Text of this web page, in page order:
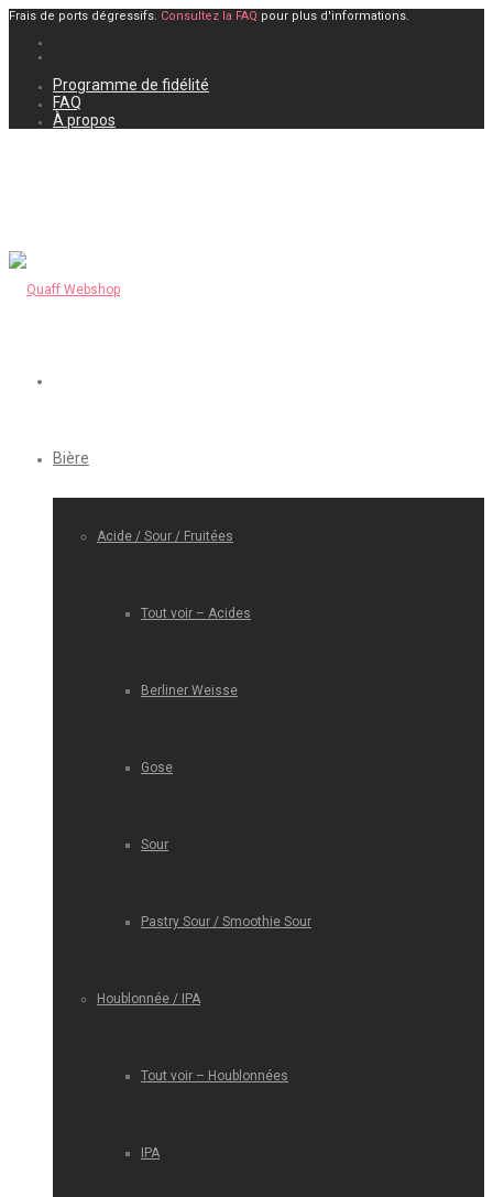
Frais de ports dégressifs. Consultez la FAQ pour plus d'informations.
Programme de fidélité
FAQ
À propos
Bière
Acide / Sour / Fruitées
Tout voir – Acides
Berliner Weisse
Gose
Sour
Pastry Sour / Smoothie Sour
Houblonnée / IPA
Tout voir – Houblonnées
IPA